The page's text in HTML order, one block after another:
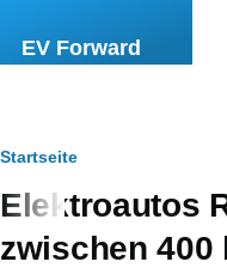
EV Forward
Pfadnavigation
Startseite
Elektroautos
zwischen 400